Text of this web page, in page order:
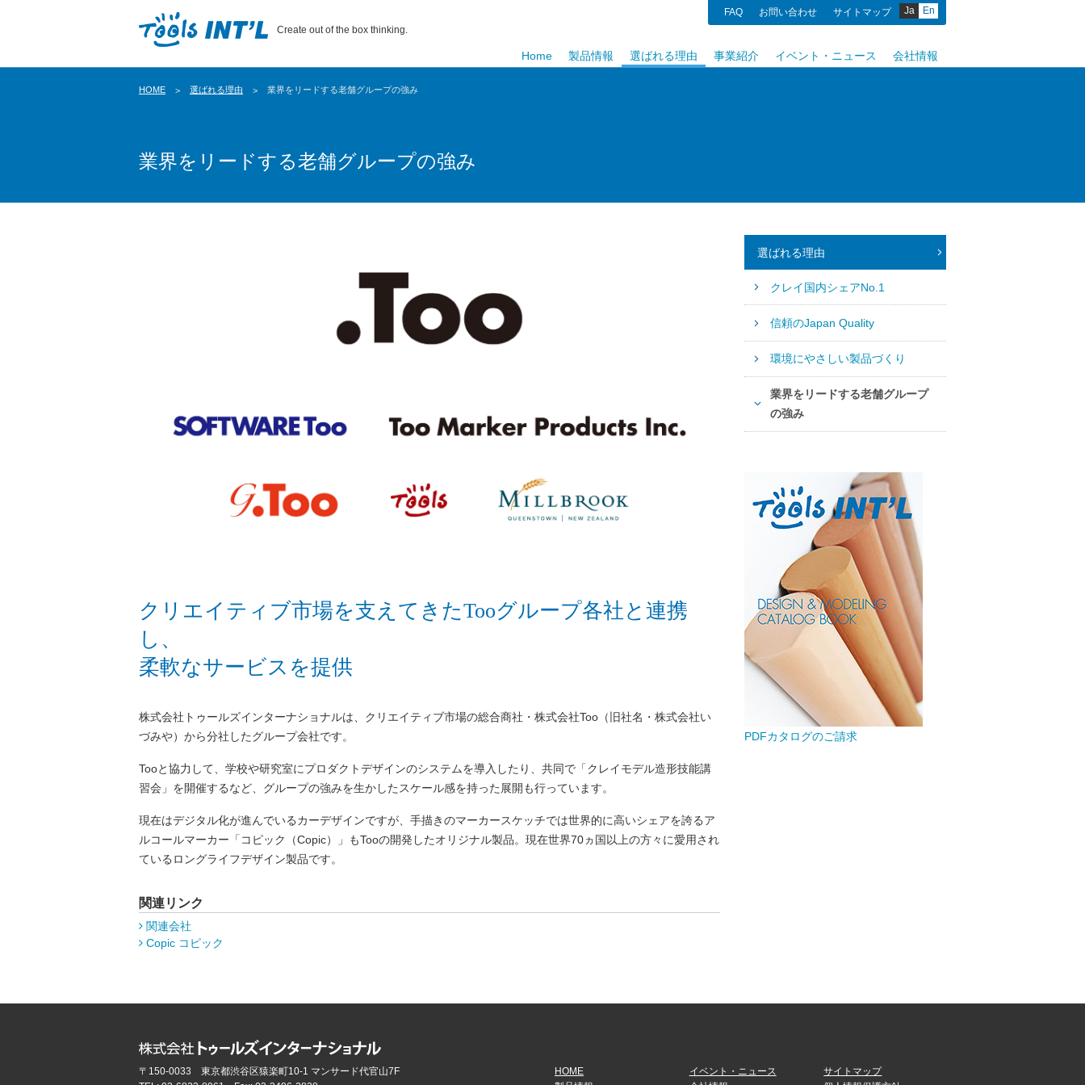
FAQ お問い合わせ サイトマップ Ja
En
Create out of the box thinking.
Home 製品情報 選ばれる理由 事業紹介 イベント・ニュース 会社情報
HOME 選ばれる理由 業界をリードする老舗グループの強み
業界をリードする老舗グループの強み
クリエイティブ市場を支えてきたTooグループ各社と連携
し、
柔軟なサービスを提供
株式会社トゥールズインターナショナルは、クリエイティブ市場の総合商社・株式会社Too（旧社名・株式会社い
づみや）から分社したグループ会社です。
Tooと協力して、学校や研究室にプロダクトデザインのシステムを導入したり、共同で「クレイモデル造形技能講
習会」を開催するなど、グループの強みを生かしたスケール感を持った展開も行っています。
現在はデジタル化が進んでいるカーデザインですが、手描きのマーカースケッチでは世界的に高いシェアを誇るア
ルコールマーカー「コピック（Copic）」もTooの開発したオリジナル製品。現在世界70ヵ国以上の方々に愛用され
ているロングライフデザイン製品です。
関連リンク
関連会社
Copic コピック
選ばれる理由
クレイ国内シェアNo.1
信頼のJapan Quality
環境にやさしい製品づくり
業界をリードする老舗グループ
の強み
PDFカタログのご請求
〒150-0033 東京都渋谷区猿楽町10-1 マンサード代官山7F
HOME
イベント・ニュース
サイトマップ